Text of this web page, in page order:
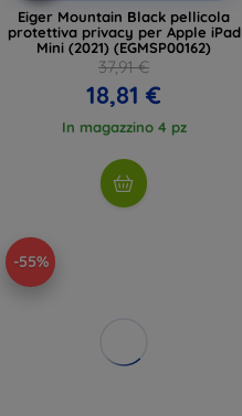
Eiger Mountain Black pellicola
protettiva privacy per Apple iPad
Mini (2021) (EGMSP00162)
37,91 €
18,81 €
In magazzino 4 pz
-55%